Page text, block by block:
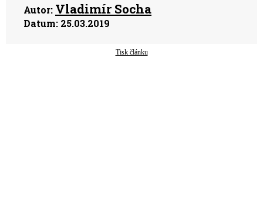
Autor: Vladimír Socha
Datum: 25.03.2019
Tisk článku